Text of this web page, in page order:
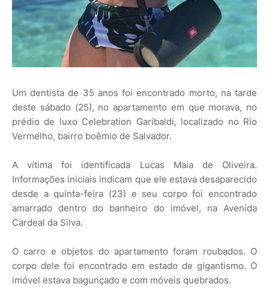
Um dentista de 35 anos foi encontrado morto, na tarde
deste sábado (25), no apartamento em que morava, no
prédio de luxo Celebration Garibaldi, localizado no Rio
Vermelho, bairro boêmio de Salvador.
A vítima foi identificada Lucas Maia de Oliveira.
Informações iniciais indicam que ele estava desaparecido
desde a quinta-feira (23) e seu corpo foi encontrado
amarrado dentro do banheiro do imóvel, na Avenida
Cardeal da Silva.
O carro e objetos do apartamento foram roubados. O
corpo dele foi encontrado em estado de gigantismo. O
imóvel estava bagunçado e com móveis quebrados.